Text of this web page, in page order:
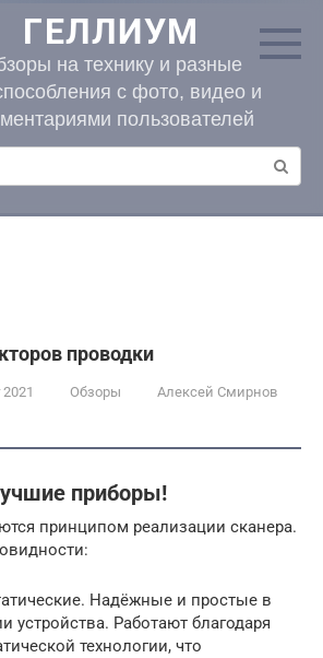
ГЕЛЛИУМ
на технику и разные
с фото, видео и
пользователей
проводки
2021 Обзоры Алексей Смирнов
приборы!
принципом реализации сканера.
Надёжные и простые в
устройства. Работают благодаря
технологии, что